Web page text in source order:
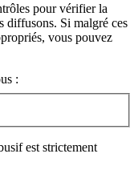
pour vérifier la
diffusons. Si malgré ces
vous pouvez
:
est strictement